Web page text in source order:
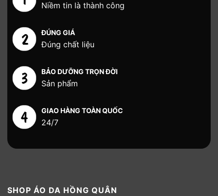
Niềm tin là thành công
ĐÚNG GIÁ
Đúng chất liệu
BẢO DƯỠNG TRỌN ĐỜI
Sản phẩm
GIAO HÀNG TOÀN QUỐC
24/7
SHOP ÁO DA HỒNG QUÂN